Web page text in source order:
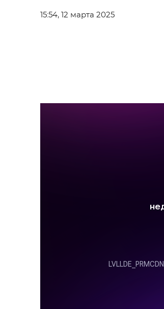
15:54, 12 марта 2025